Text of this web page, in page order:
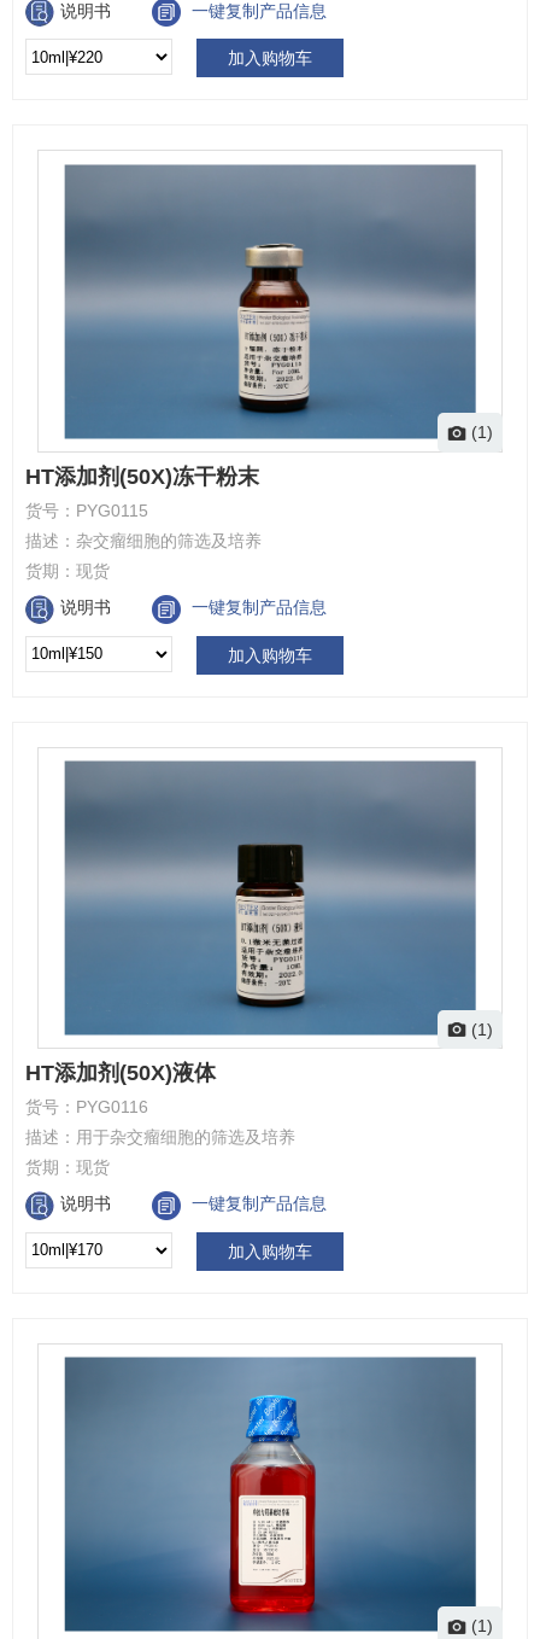
说明书
一键复制产品信息
加入购物车
(1)
HT添加剂(50X)冻干粉末
货号： PYG0115
描述： 杂交瘤细胞的筛选及培养
货期： 现货
说明书
一键复制产品信息
加入购物车
(1)
HT添加剂(50X)液体
货号： PYG0116
描述： 用于杂交瘤细胞的筛选及培养
货期： 现货
说明书
一键复制产品信息
加入购物车
(1)